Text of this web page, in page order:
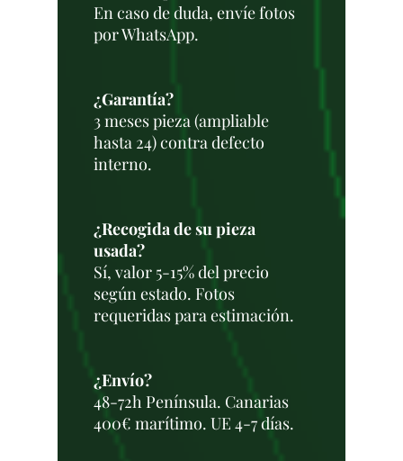
En caso de duda, envíe fotos
por WhatsApp.
¿Garantía?
3 meses pieza (ampliable
hasta 24) contra defecto
interno.
¿Recogida de su pieza
usada?
Sí, valor 5-15% del precio
según estado. Fotos
requeridas para estimación.
¿Envío?
48-72h Península. Canarias
400€ marítimo. UE 4-7 días.